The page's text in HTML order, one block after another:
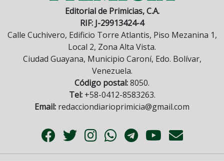
Editorial de Primicias, C.A.
RIF: J-29913424-4
Calle Cuchivero, Edificio Torre Atlantis, Piso Mezanina 1,
Local 2, Zona Alta Vista.
Ciudad Guayana, Municipio Caroní, Edo. Bolívar,
Venezuela.
Código postal:8050.
Tel:+58-0412-8583263.
Email: redacciondiarioprimicia@gmail.com